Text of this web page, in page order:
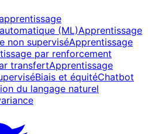
(ML)Apprentissage
non superviséApprentissage
par renforcement
transfertApprentissage
Biais et équitéChatbot
du langage naturel